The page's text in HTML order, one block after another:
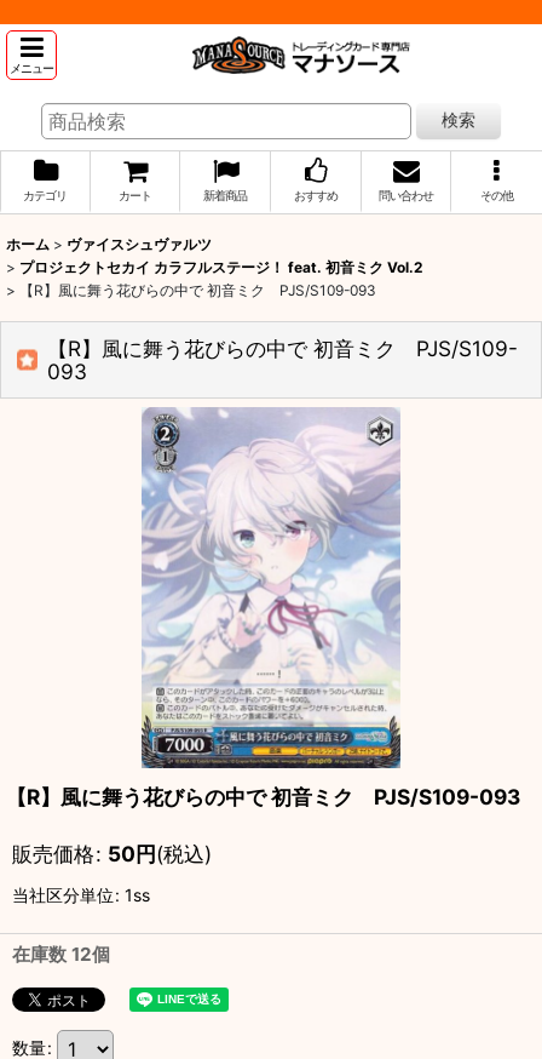
メニュー
検索
カテゴリ カート 新着商品 おすすめ 問い合わせ その他
ホーム > ヴァイスシュヴァルツ
> プロジェクトセカイ カラフルステージ！ feat. 初音ミク Vol.2
>
【R】風に舞う花びらの中で 初音ミク PJS/S109-093
【R】風に舞う花びらの中で 初音ミク PJS/S109-
093
【R】風に舞う花びらの中で 初音ミク PJS/S109-093
販売価格: 50円(税込)
当社区分単位: 1ss
在庫数 12個
数量: